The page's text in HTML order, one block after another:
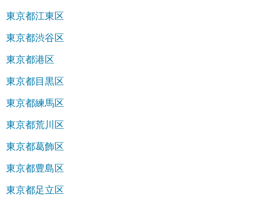
東京都江東区
東京都渋谷区
東京都港区
東京都目黒区
東京都練馬区
東京都荒川区
東京都葛飾区
東京都豊島区
東京都足立区